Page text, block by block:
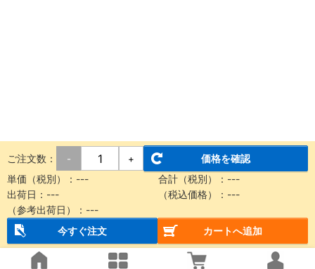
ご注文数： - +
価格を確認
単価（税別）： --- 合計（税別）： ---
出荷日： --- （税込価格）： ---
（参考出荷日）： ---
今すぐ注文
カートへ追加